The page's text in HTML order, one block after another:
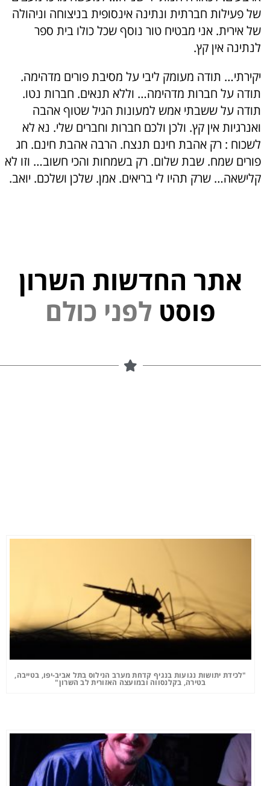
של פעילות חברתית ונתינה אינסופית בניצוחה וניהולה
של אירית. אני מבטיח טור נוסף שכל כולו בית ספר
לנתינה אין קץ.
יקירתי… תודה מעומק ליבי על מסיבת פורים מדהימה.
תודה על חברות מדהימה… וללא תנאים. חברות נטו.
תודה על ששבתי אמש למעונות הגיל שטוף אהבה
ואנרגיות אין קץ. ולכן ולכם חברות וחברים שלי. נא לא
לשכוח : רק אהבת חינם תנצח. הרבה אהבת חינם. חג
פורים שמח. שבת שלום. רק בשמחות והכי חשוב… וזו לא
קלישאה… שרק תהיו לי בריאים. אמן. שלכן ושלכם. יואב.
אתר החדשות השרון
פוסט
"לכידת יתושות נגועות בנגיף קדחת מערב הנילוס בתל אביב-יפו, בטייבה,
בטירה, בקלנסווה ובמועצה האזורית לב השרון"